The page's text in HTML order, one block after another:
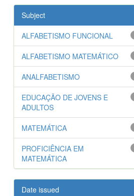
Subject
ALFABETISMO FUNCIONAL
ALFABETISMO MATEMÁTICO
ANALFABETISMO
EDUCAÇÃO DE JOVENS E
ADULTOS
MATEMÁTICA
PROFICIÊNCIA EM
MATEMÁTICA
Date issued